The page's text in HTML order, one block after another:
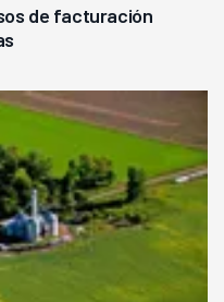
de facturación